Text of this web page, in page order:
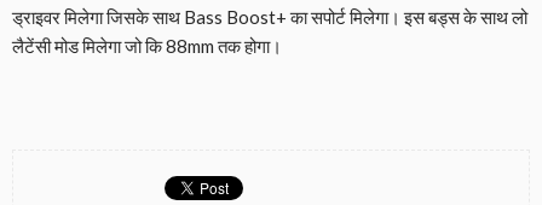
ड्राइवर मिलेगा जिसके साथ Bass Boost+ का सपोर्ट मिलेगा। इस बड्स के साथ लो
लैटेंसी मोड मिलेगा जो कि 88mm तक होगा।